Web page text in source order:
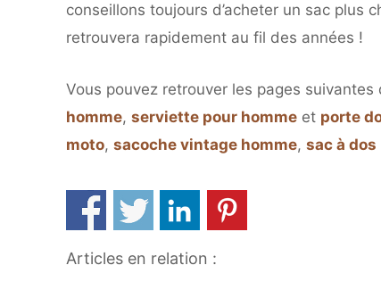
conseillons toujours d’acheter un sac plus
retrouvera rapidement au fil des années !
Vous pouvez retrouver les pages
homme, serviette pour hommeet porte
moto, sacoche vintage homme, sac à dos
Articles en relation :